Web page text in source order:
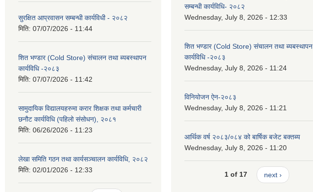
सुरक्षित आप्रवासन सम्बन्धी कार्यविधी - २०८२
मिति: 07/07/2026 - 11:44
शित भण्डार (Cold Store) संचालन तथा ब्यबस्थापन
कार्यविधि -२०८३
मिति: 07/07/2026 - 11:42
सामुदायिक विद्यालयहरुमा करार शिक्षक तथा कर्मचारी
छनौट कार्यविधि (पहिलो संसोधन), २०८१
मिति: 06/26/2026 - 11:23
लेखा समिति गठन तथा कार्यसञ्चालन कार्यविधि, २०८२
मिति: 02/01/2026 - 12:33
सम्बन्धी कार्यविधि- २०८२
Wednesday, July 8, 2026 - 12:33
शित भण्डार (Cold Store) संचालन तथा ब्यबस्थापन
कार्यविधि -२०८३
Wednesday, July 8, 2026 - 11:24
विनियोजन ऐन-२०८३
Wednesday, July 8, 2026 - 11:21
आर्थिक वर्ष २०८३/०८४ को बार्षिक बजेट बक्तब्य
Wednesday, July 8, 2026 - 11:20
1 of 17 next ›